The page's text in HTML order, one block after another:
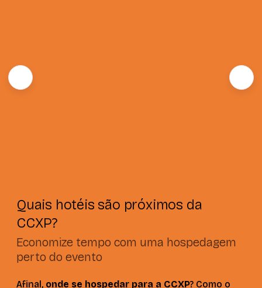
Quais hotéis são próximos da
CCXP?
Economize tempo com uma hospedagem
perto do evento
Afinal, onde se hospedar para a CCXP? Como o